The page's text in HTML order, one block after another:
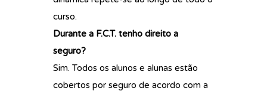
curso.
Durante a F.C.T. tenho direito a
seguro?
Sim. Todos os alunos e alunas estão
cobertos por seguro de acordo com a